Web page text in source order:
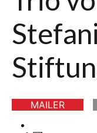
MAILER